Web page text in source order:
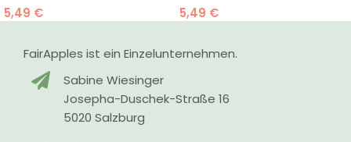
5,49 €
5,49 €
FairApples ist ein Einzelunternehmen.
Sabine Wiesinger
Josepha-Duschek-Straße 16
5020 Salzburg